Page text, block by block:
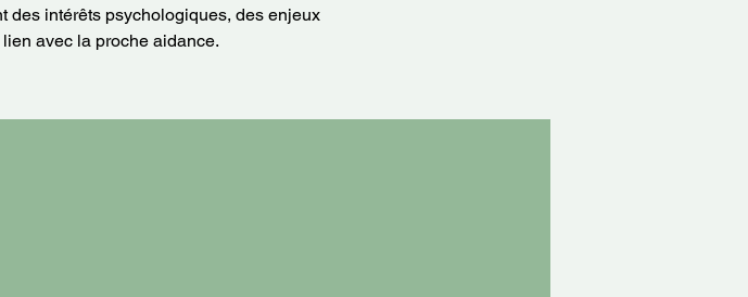
des intérêts psychologiques, des enjeux
avec la proche aidance.